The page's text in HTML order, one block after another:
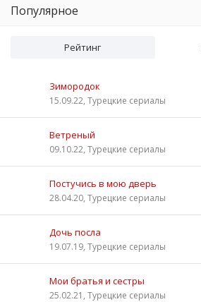
Популярное
Рейтинг
Зимородок
15.09.22, Турецкие сериалы
Ветреный
09.10.22, Турецкие сериалы
Постучись в мою дверь
28.04.20, Турецкие сериалы
Дочь посла
19.07.19, Турецкие сериалы
Мои братья и сестры
25.02.21, Турецкие сериалы